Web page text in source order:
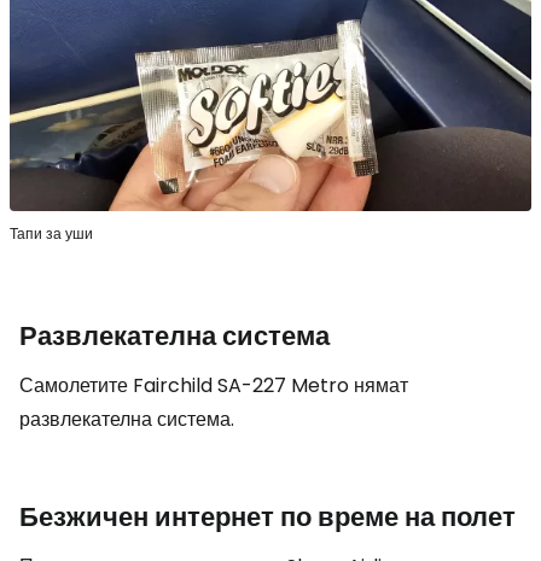
Тапи за уши
Развлекателна система
Самолетите Fairchild SA-227 Metro нямат
развлекателна система.
Безжичен интернет по време на полет